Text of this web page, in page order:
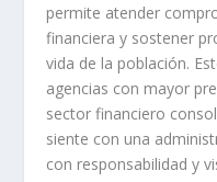
permite atender
financiera y sostener
vida de la población.
agencias con mayor
sector financiero
siente con una
con responsabilidad y